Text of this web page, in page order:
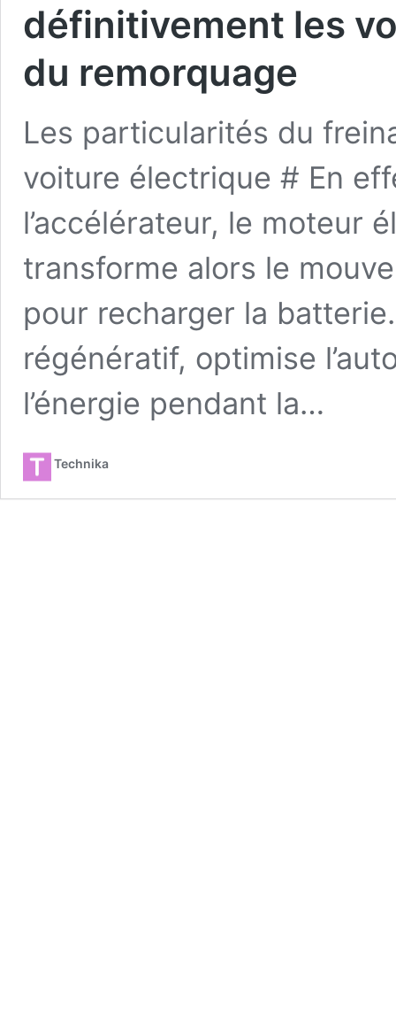
définitivement les
du remorquage
Les particularités du
voiture électrique # En
l’accélérateur, le moteur
transforme alors le
pour recharger la
régénératif, optimise
l’énergie pendant la…
Technika